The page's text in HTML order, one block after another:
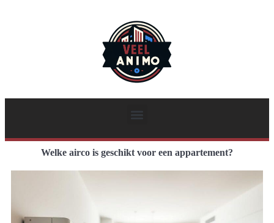
Welke airco is geschikt voor een appartement?